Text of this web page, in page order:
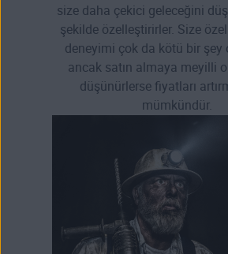
size daha çekici geleceğini
şekilde özelleştirirler. Size
deneyimi çok da kötü bir şey
ancak satın almaya meyilli
düşünürlerse fiyatları
mümkündür.